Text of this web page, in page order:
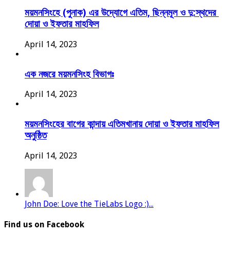
ময়মনসিংহে (পুনাক) এর উদ্যোগে এতিম, ছিন্নমূল ও দু:স্থদের
দোয়া ও ইফতার মাহফিল
April 14, 2023
এক নজরে ময়মনসিংহ বিভাগঃ
April 14, 2023
ময়মনসিংহের বাগের কান্দায় এতিমখানায় দোয়া ও ইফতার মাহফিল
অনুষ্ঠিত
April 14, 2023
John Doe: Love the TieLabs Logo :)...
Find us on Facebook